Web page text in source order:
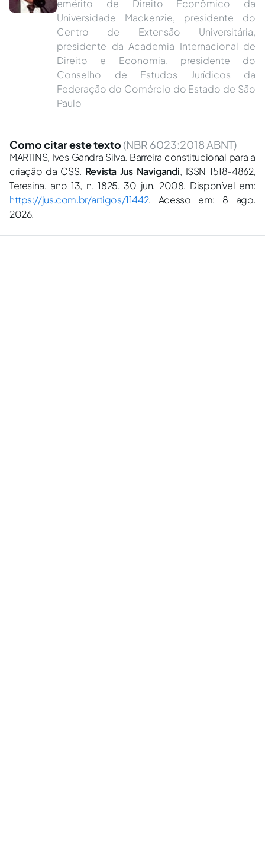
emérito de Direito Econômico da
Universidade Mackenzie, presidente do
Centro de Extensão Universitária,
presidente da Academia Internacional de
Direito e Economia, presidente do
Conselho de Estudos Jurídicos da
Federação do Comércio do Estado de São
Paulo
Como citar este texto (NBR 6023:2018 ABNT)
MARTINS, Ives Gandra Silva. Barreira constitucional para a
criação da CSS. Revista Jus Navigandi, ISSN 1518-4862,
Teresina, ano 13, n. 1825, 30 jun. 2008. Disponível em:
https://jus.com.br/artigos/11442. Acesso em: 8 ago.
2026.